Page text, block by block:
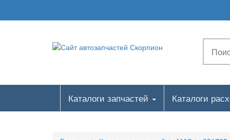
Каталоги запчастей Каталоги